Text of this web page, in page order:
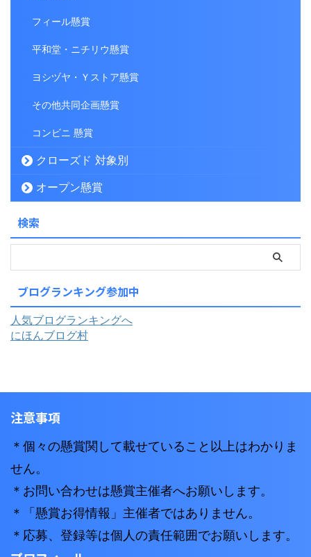
フィール懸賞
平和堂・ニチリウ懸賞
ヨシヅヤ・Ｙストア懸賞
その他共同企画懸賞
コンビニ 懸賞
クローズド 対象別
オープン懸賞
検索
ブログランキング参加中
人気ブログランキングへ
にほんブログ村
注意事項
＊個々の懸賞関して載せていること以上はわかりま
せん。
＊お問い合わせは懸賞主催者へお願いします。
＊「懸賞お得情報」主催者ではありません。
＊応募、登録等は個人の責任範囲でお願いします。